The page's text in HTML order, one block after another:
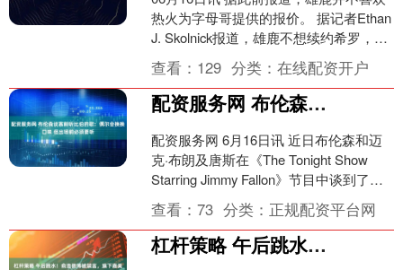
热火为字母哥提供的报价。 据记者Ethan
J. Skolnick报道，雄鹿不想续约希罗，正
在寻找第三方接收希罗的到期合....
查看： 129 分类：在线配资开户
配资服务网 布伦森谈赛前听比伯的歌：偶尔会换换口味 但出场前必须要听
配资服务网 6月16日讯 近日布伦森和迈
克·布朗及唐斯在《The Tonight Show
Starring Jimmy Fallon》节目中谈到了夺
冠的相关话....
查看：73 分类： 正规配资平台网
杠杆策略 午后跳水！俞浩微博被禁言，旗下嘉美包装股价跌停